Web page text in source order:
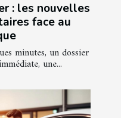
: les nouvelles
face au
minutes, un dossier
une...